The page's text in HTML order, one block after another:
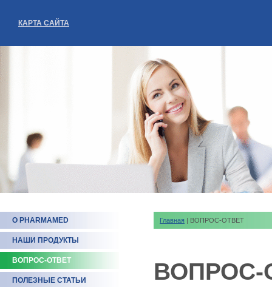
КАРТА САЙТА
О PHARMAMED
НАШИ ПРОДУКТЫ
ВОПРОС-ОТВЕТ
ПОЛЕЗНЫЕ СТАТЬИ
Главная | ВОПРОС-ОТВЕТ
ВОПРОС-